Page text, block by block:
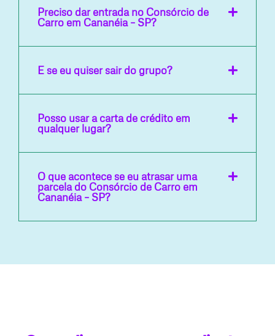
Preciso dar entrada no Consórcio de
Carro em Cananéia – SP?
E se eu quiser sair do grupo?
Posso usar a carta de crédito em
qualquer lugar?
O que acontece se eu atrasar uma
parcela do Consórcio de Carro em
Cananéia – SP?